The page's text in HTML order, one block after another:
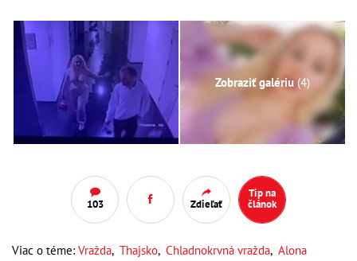
Zobraziť galériu (4)
103 Zdieľať
Tip na
článok
Viac o téme: Vražda, Thajsko, Chladnokrvná vražda, Alona